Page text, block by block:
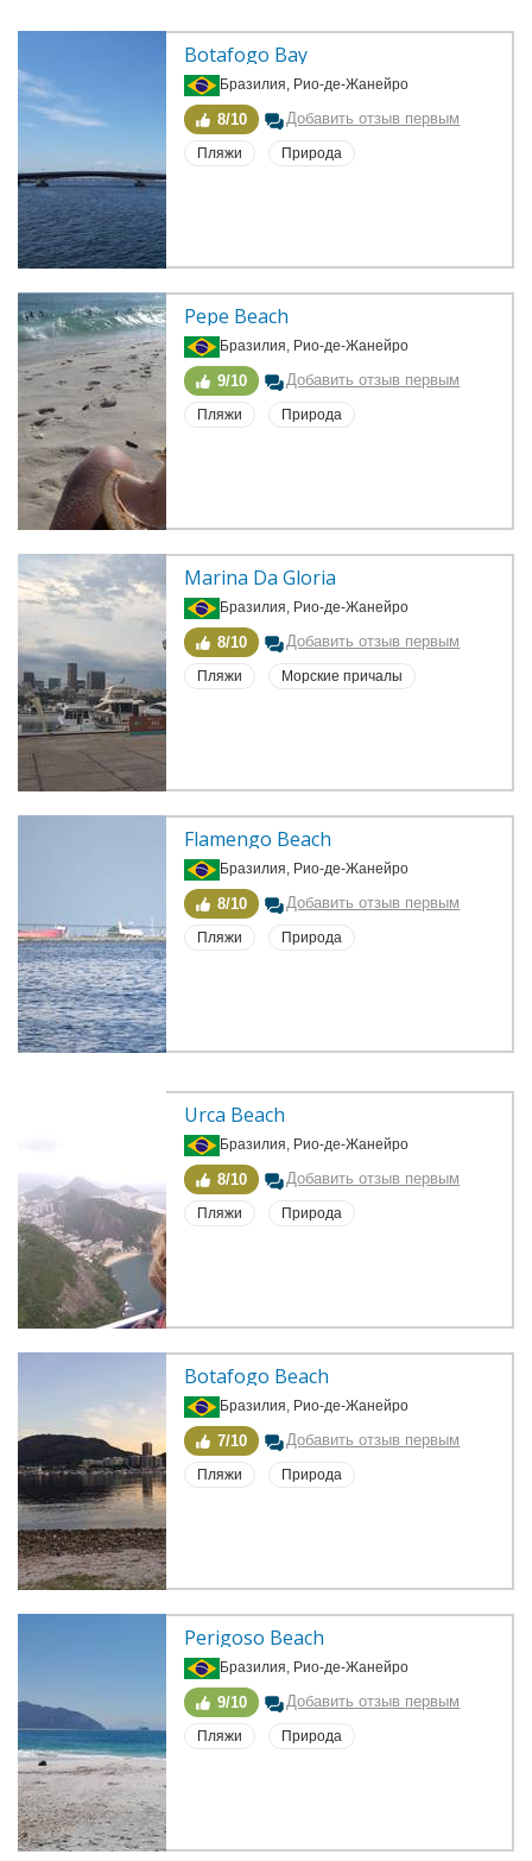
Botafogo Bay
Бразилия, Рио-де-Жанейро
8/10 Добавить отзыв первым
Пляжи Природа
Pepe Beach
Бразилия, Рио-де-Жанейро
9/10 Добавить отзыв первым
Пляжи Природа
Marina Da Gloria
Бразилия, Рио-де-Жанейро
8/10 Добавить отзыв первым
Пляжи Морские причалы
Flamengo Beach
Бразилия, Рио-де-Жанейро
8/10 Добавить отзыв первым
Пляжи Природа
Urca Beach
Бразилия, Рио-де-Жанейро
8/10 Добавить отзыв первым
Пляжи Природа
Botafogo Beach
Бразилия, Рио-де-Жанейро
7/10 Добавить отзыв первым
Пляжи Природа
Perigoso Beach
Бразилия, Рио-де-Жанейро
9/10 Добавить отзыв первым
Пляжи Природа